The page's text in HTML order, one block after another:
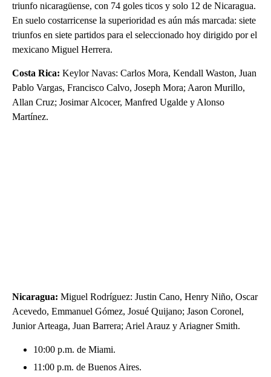
triunfo nicaragüense, con 74 goles ticos y solo 12 de Nicaragua.
En suelo costarricense la superioridad es aún más marcada: siete
triunfos en siete partidos para el seleccionado hoy dirigido por el
mexicano Miguel Herrera.
Costa Rica: Keylor Navas: Carlos Mora, Kendall Waston, Juan
Pablo Vargas, Francisco Calvo, Joseph Mora; Aaron Murillo,
Allan Cruz; Josimar Alcocer, Manfred Ugalde y Alonso
Martínez.
Nicaragua: Miguel Rodríguez: Justin Cano, Henry Niño, Oscar
Acevedo, Emmanuel Gómez, Josué Quijano; Jason Coronel,
Junior Arteaga, Juan Barrera; Ariel Arauz y Ariagner Smith.
10:00 p.m. de Miami.
11:00 p.m. de Buenos Aires.